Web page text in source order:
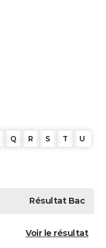
Q R S T
U
RésultatBac
Voir le résultat